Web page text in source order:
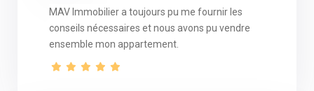
MAV Immobilier a toujours pu me fournir les
conseils nécessaires et nous avons pu vendre
ensemble mon appartement.